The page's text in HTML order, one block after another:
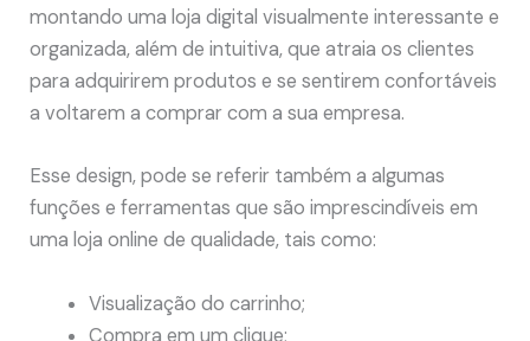
montando uma loja digital visualmente interessante e
organizada, além de intuitiva, que atraia os clientes
para adquirirem produtos e se sentirem confortáveis
a voltarem a comprar com a sua empresa.
Esse design, pode se referir também a algumas
funções e ferramentas que são imprescindíveis em
uma loja online de qualidade, tais como:
Visualização do carrinho;
Compra em um clique;